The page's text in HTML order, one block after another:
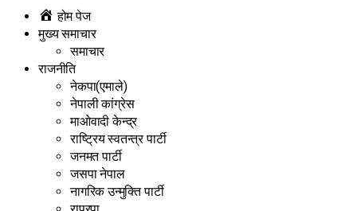
होम पेज
मुख्य समाचार
समाचार
राजनीति
नेकपा(एमाले)
नेपाली कांग्रेस
माओवादी केन्द्र
राष्ट्रिय स्वतन्त्र पार्टी
जनमत पार्टी
जसपा नेपाल
नागरिक उन्मुक्ति पार्टी